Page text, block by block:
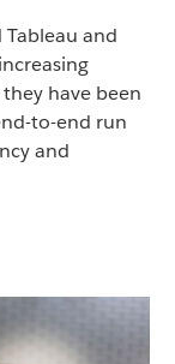
Tableau and
have been
to-end run
and